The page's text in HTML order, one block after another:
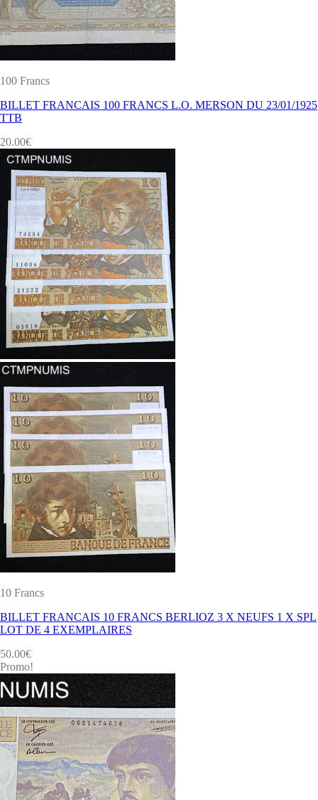
100 Francs
BILLET FRANCAIS 100 FRANCS L.O. MERSON DU 23/01/1925
TTB
20.00€
10 Francs
BILLET FRANCAIS 10 FRANCS BERLIOZ 3 X NEUFS 1 X SPL
LOT DE 4 EXEMPLAIRES
50.00€
Promo!